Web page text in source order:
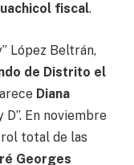
fiscal.
López Beltrán,
de Distrito el
Diana
D”. En noviembre
total de las
Georges